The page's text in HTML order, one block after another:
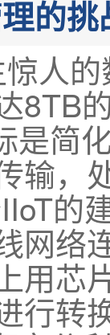
的挑
人
8TB
是简
输，
的
网络
用芯
行转